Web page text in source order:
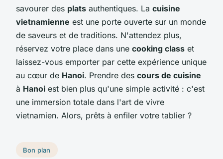
savourer des plats authentiques. La cuisine
vietnamienne est une porte ouverte sur un monde
de saveurs et de traditions. N'attendez plus,
réservez votre place dans une cooking class et
laissez-vous emporter par cette expérience unique
au cœur de Hanoi. Prendre des cours de cuisine
à Hanoi est bien plus qu'une simple activité : c'est
une immersion totale dans l'art de vivre
vietnamien. Alors, prêts à enfiler votre tablier ?
Bon plan